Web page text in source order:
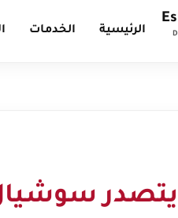
الرئيسية الخدمات
يتصدر